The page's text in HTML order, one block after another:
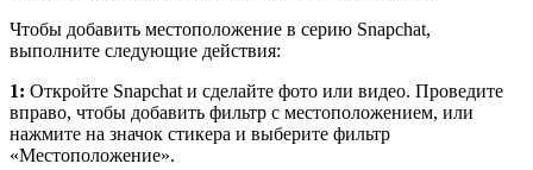
Чтобы добавить местоположение в серию Snapchat,
выполните следующие действия:
1: Откройте Snapchat и сделайте фото или видео. Проведите
вправо, чтобы добавить фильтр с местоположением, или
нажмите на значок стикера и выберите фильтр
«Местоположение».